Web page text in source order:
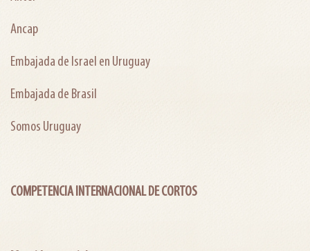
Ancap
Embajada de Israel en Uruguay
Embajada de Brasil
Somos Uruguay
COMPETENCIA INTERNACIONAL DE CORTOS